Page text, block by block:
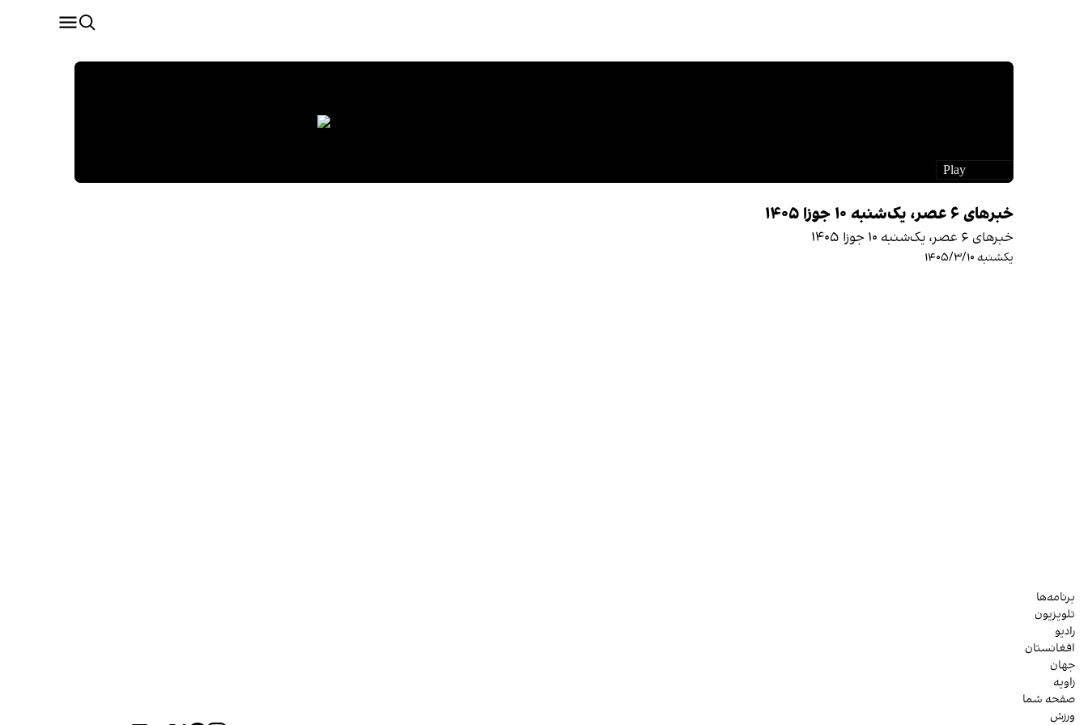
خبرهای ۶ عصر، یک‌شنبه ۱۰ جوزا ۱۴۰۵
خبرهای ۶ عصر، یک‌شنبه ۱۰ جوزا ۱۴۰۵
یکشنبه ۱۴۰۵/۳/۱۰
برنامه‌ها
تلویزیون
رادیو
افغانستان
جهان
زاویه
صفحه شما
ورزش